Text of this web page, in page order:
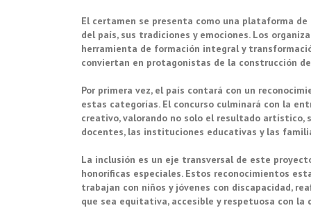
El certamen se presenta como una plataforma
del país, sus tradiciones y emociones. Los
herramienta de formación integral y
conviertan en protagonistas de la construcción
Por primera vez, el país contará con un
estas categorías. El concurso culminará con la
creativo, valorando no solo el resultado
docentes, las instituciones educativas y las
La inclusión es un eje transversal de este
honoríficas especiales. Estos reconocimientos
trabajan con niños y jóvenes con discapacidad,
que sea equitativa, accesible y respetuosa con la